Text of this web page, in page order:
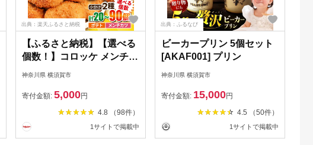
出典：楽天ふるさと納税
【ふるさと納税】【選べる
個数！】コロッケ メンチカ
ツ ポテトコロッケ小分け2
揚げ物 メンチカツ カツ 惣
菜 セット お弁当 冷凍 コロ
ッケ ポテト冷食食品 冷食
【三富屋商事株式会社】
神奈川県 横須賀市
寄付金額: 5,000円
4.8 （98件）
1サイトで掲載中
出典：ふるなび
ビーカープリン 5個セット
[AKAF001] プリン
神奈川県 横須賀市
寄付金額: 15,000円
4.5 （50件）
1サイトで掲載中